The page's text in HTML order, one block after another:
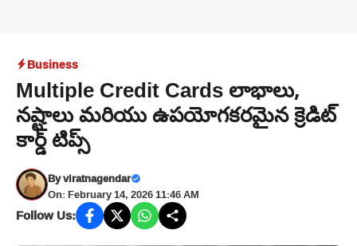
Business
Multiple Credit Cards లాభాలు,
నష్టాలు మరియు ఉపయోగకరమైన క్రెడిట్
కార్డ్ టిప్స్
Byviratnagendar
On: February 14, 2026 11:46 AM
Follow Us: